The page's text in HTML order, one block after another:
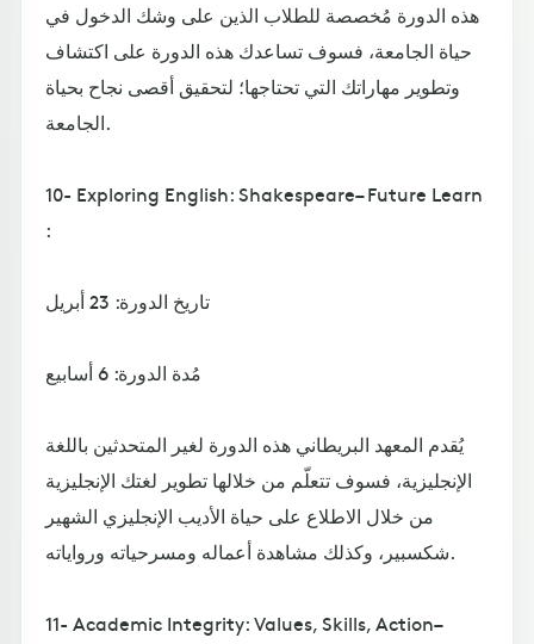
هذه الدورة مُخصصة للطلاب الذين على وشك الدخول في
حياة الجامعة، فسوف تساعدك هذه الدورة على اكتشاف
وتطوير مهاراتك التي تحتاجها؛ لتحقيق أقصى نجاح بحياة
الجامعة.
10- Exploring English: Shakespeare– Future Learn
:
تاريخ الدورة: 23 أبريل
مُدة الدورة: 6 أسابيع
يُقدم المعهد البريطاني هذه الدورة لغير المتحدثين باللغة
الإنجليزية، فسوف تتعلّم من خلالها تطوير لغتك الإنجليزية
من خلال الاطلاع على حياة الأديب الإنجليزي الشهير
شكسبير، وكذلك مشاهدة أعماله ومسرحياته ورواياته.
11- Academic Integrity: Values, Skills, Action–